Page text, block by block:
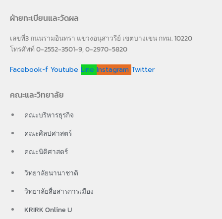
ฝ่ายทะเบียนและวัดผล
เลขที่3 ถนนรามอินทรา แขวงอนุสาวรีย์ เขตบางเขน กทม. 10220
โทรศัพท์ 0-2552-3501-9, 0-2970-5820
Facebook-f Youtube Line Instagram Twitter
คณะและวิทยาลัย
คณะบริหารธุรกิจ
คณะศิลปศาสตร์
คณะนิติศาสตร์
วิทยาลัยนานาชาติ
วิทยาลัยสื่อสารการเมือง
KRIRK Online U